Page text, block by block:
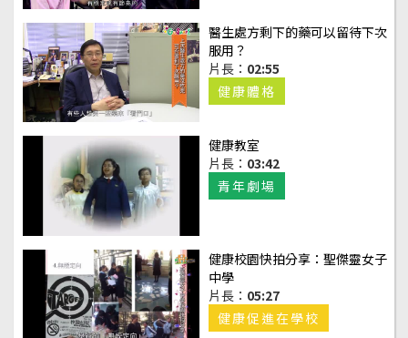
醫生處方剩下的藥可以留待下次
服用？
片長： 02:55
健康體格
健康教室
片長： 03:42
青年劇場
健康校園快拍分享：聖傑靈女子
中學
片長： 05:27
健康促進在學校